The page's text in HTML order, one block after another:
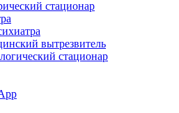
стационар
вытрезвитель
стационар